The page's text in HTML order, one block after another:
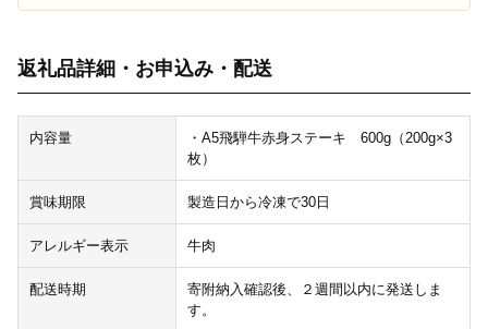
返礼品詳細・お申込み・配送
内容量
・A5飛騨牛赤身ステーキ 600g（200g×3
枚）
賞味期限 製造日から冷凍で30日
アレルギー表示 牛肉
配送時期
寄附納入確認後、２週間以内に発送しま
す。